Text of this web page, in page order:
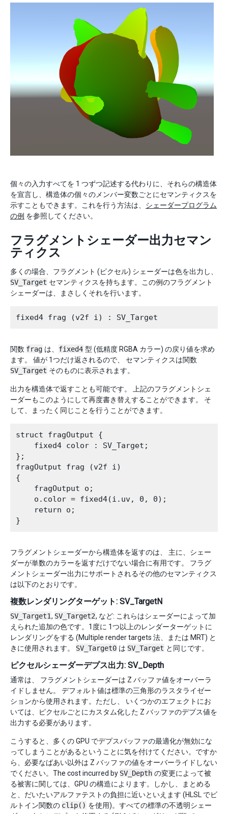
個々の入力すべてを 1 つずつ記述する代わりに、それらの構造体
を宣言し、構造体の個々のメンバー変数ごとにセマンティクスを
示すこともできます。これを行う方法は、 シェーダープログラム
の例 を参照してください。
フラグメントシェーダー出力セマン
ティクス
多くの場合、フラグメント (ピクセル) シェーダーは色を出力し、
SV_Target セマンティクスを持ちます。この例のフラグメント
シェーダーは、まさしくそれを行います。
関数 frag は、 fixed4 型 (低精度 RGBA カラー) の戻り値を求め
ます。 値が 1つだけ返されるので、 セマンティクスは関数
SV_Target そのものに表示されます。
出力を構造体で返すことも可能です。 上記のフラグメントシェ
ーダーもこのようにして再度書き替えすることができます。 そ
して、まったく同じことを行うことができます。
struct fragOutput {
    fixed4 color : SV_Target;
};
fragOutput frag (v2f i)
{
    fragOutput o;
    o.color = fixed4(i.uv, 0, 0);
    return o;
フラグメントシェーダーから構造体を返すのは、 主に、シェー
ダーが単数のカラーを返すだけでない場合に有用です。 フラグ
メントシェーダー出力にサポートされるその他のセマンティクス
は以下のとおりです。
複数レンダリングターゲット: SV_TargetN
SV_Target1, SV_Target2, など: これらはシェーダーによって加
えられた追加の色です。1度に 1つ以上のレンダーターゲットに
レンダリングをする (Multiple render targets 法、または MRT) と
きに使用されます。 SV_Target0 は SV_Target と同じです。
ピクセルシェーダーデプス出力: SV_Depth
通常は、 フラグメントシェーダーは Z バッファ値をオーバーラ
イドしません。 デフォルト値は標準の三角形のラスタライゼー
ションから使用されます。ただし、 いくつかのエフェクトにお
いては、ピクセルごとにカスタム化した Z バッファのデプス値を
出力する必要があります。
こうすると、多くの GPU でデプスバッファの最適化が無効にな
ってしまうことがあるということに気を付けてください。ですか
ら、必要なばあい以外は Z バッファの値をオーバーライドしない
でください。The cost incurred by SV_Depth の変更によって被
る被害に関しては、GPU の構造によります。しかし、まとめる
と、だいたいアルファテストの負担に近いといえます (HLSL でビ
ルトイン関数の clip() を使用)。すべての標準の不透明シェー